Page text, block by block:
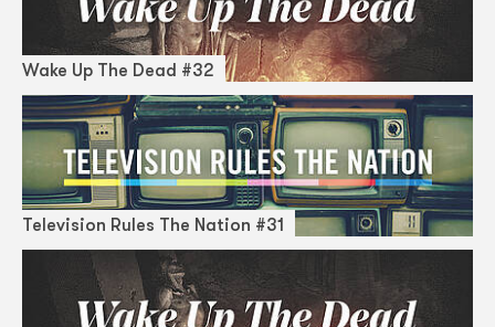
Wake Up The Dead #32
Television Rules The Nation #31